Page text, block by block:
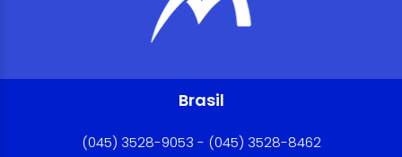
Brasil
(045) 3528-9053 - (045) 3528-8462